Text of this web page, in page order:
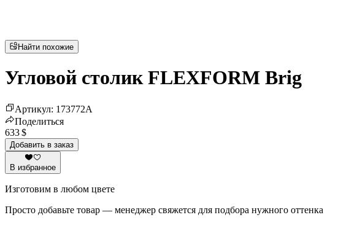
Найти похожие
Угловой столик FLEXFORM Brig
Артикул: 173772A
Поделиться
633 $
Добавить в заказ
В избранное
Изготовим в любом цвете
Просто добавьте товар — менеджер свяжется для подбора нужного оттенка